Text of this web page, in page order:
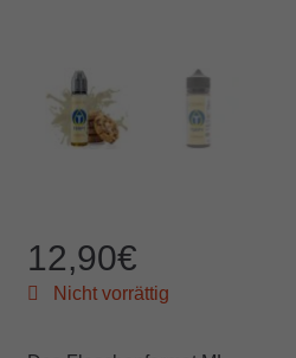
12,90€
Nicht vorrättig